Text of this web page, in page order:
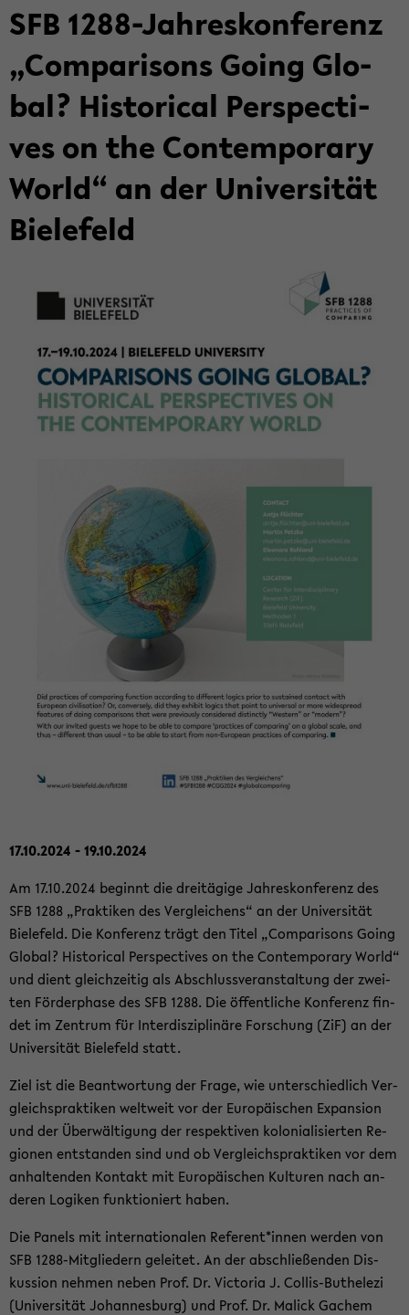
SFB 1288-​Jahreskonferenz
„Com­pa­ri­sons Going Glo­
bal? His­to­ri­cal Per­spec­ti­
ves on the Con­tem­pora­ry
World“ an der Uni­ver­si­tät
Bie­le­feld
17.10.2024 - 19.10.2024
Am 17.10.2024 be­ginnt die drei­tä­gi­ge Jah­res­kon­fe­renz des
SFB 1288 „Prak­ti­ken des Ver­glei­chens“ an der Uni­ver­si­tät
Bie­le­feld. Die Kon­fe­renz trägt den Titel „Com­pa­ri­sons Going
Glo­bal? His­to­ri­cal Per­spec­ti­ves on the Con­tem­pora­ry World“
und dient gleich­zei­tig als Ab­schluss­ver­an­stal­tung der zwei­
ten För­der­pha­se des SFB 1288. Die öf­fent­li­che Kon­fe­renz fin­
det im Zen­trum für In­ter­dis­zi­pli­nä­re For­schung (ZiF) an der
Uni­ver­si­tät Bie­le­feld statt.
Ziel ist die Be­ant­wor­tung der Frage, wie un­ter­schied­lich Ver­
gleichs­prak­ti­ken welt­weit vor der Eu­ro­päi­schen Ex­pan­si­on
und der Über­wäl­ti­gung der re­spek­ti­ven ko­lo­nia­li­sier­ten Re­
gio­nen ent­stan­den sind und ob Ver­gleichs­prak­ti­ken vor dem
an­hal­ten­den Kon­takt mit Eu­ro­päi­schen Kul­tu­ren nach an­
de­ren Lo­gi­ken funk­tio­niert haben.
Die Pa­nels mit in­ter­na­tio­na­len Re­fe­rent*innen wer­den von
SFB 1288-​Mitgliedern ge­lei­tet. An der ab­schlie­ßen­den Dis­
kus­si­on neh­men neben Prof. Dr. Vic­to­ria J. Collis-​Buthelezi
(Uni­ver­si­tät Jo­han­nes­burg) und Prof. Dr. Malick Ga­chem